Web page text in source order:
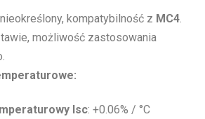
kompatybilność z MC4.
możliwość zastosowania
Isc: +0.06% / °C